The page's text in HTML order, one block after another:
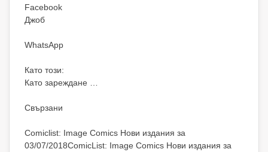
Facebook
Джоб
WhatsApp
Като този:
Като зареждане …
Свързани
Comiclist: Image Comics Нови издания за
03/07/2018ComicList: Image Comics Нови издания за